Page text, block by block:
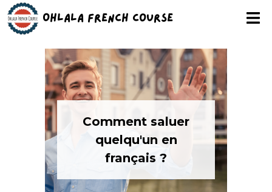
Ohlala French Course
Comment saluer
quelqu'un en
français ?